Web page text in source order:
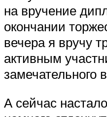
на вручение
окончании
вечера я вручу
активным
замечательного
А сейчас